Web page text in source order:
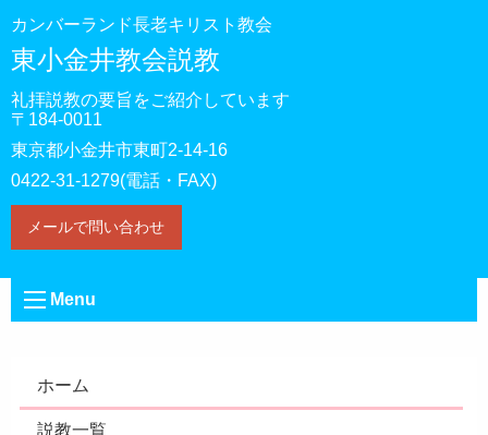
カンバーランド長老キリスト教会
東小金井教会説教
礼拝説教の要旨をご紹介しています
〒184-0011
東京都小金井市東町2-14-16
0422-31-1279(電話・FAX)
メールで問い合わせ
Menu
ホーム
説教一覧